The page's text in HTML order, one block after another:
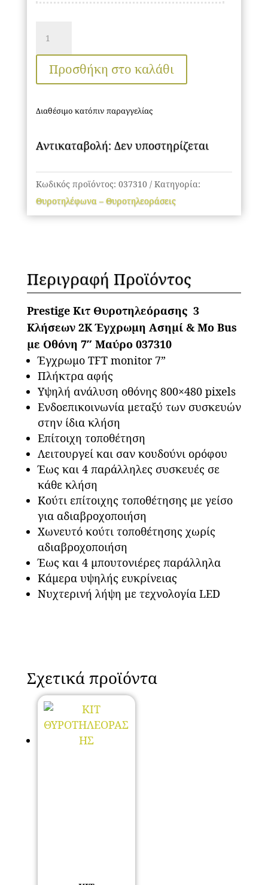
Κιτ
Θυρoτηλεόρασης
ποσότητα
Προσθήκη στο καλάθι
Διαθέσιμο κατόπιν παραγγελίας
Αντικαταβολή: Δεν υποστηρίζεται
Κωδικός προϊόντος: 037310
Κατηγορία:
Θυροτηλέφωνα – Θυροτηλεοράσεις
Περιγραφή Προϊόντος
Prestige Κιτ Θυρoτηλεόρασης 3
Κλήσεων 2Κ Έγχρωμη Ασημί & Μο Bus
με Οθόνη 7″ Μαύρο 037310
Έγχρωμο TFT monitor 7”
Πλήκτρα αφής
Υψηλή ανάλυση οθόνης 800×480 pixels
Ενδοεπικοινωνία μεταξύ των συσκευών
στην ίδια κλήση
Επίτοιχη τοποθέτηση
Λειτουργεί και σαν κουδούνι ορόφου
Έως και 4 παράλληλες συσκευές σε
κάθε κλήση
Κούτι επίτοιχης τοποθέτησης με γείσο
για αδιαβροχοποιήση
Χωνευτό κούτι τοποθέτησης χωρίς
αδιαβροχοποιήση
Έως και 4 μπουτονιέρες παράλληλα
Κάμερα υψηλής ευκρίνειας
Νυχτερινή λήψη με τεχνολογία LED
Σχετικά προϊόντα